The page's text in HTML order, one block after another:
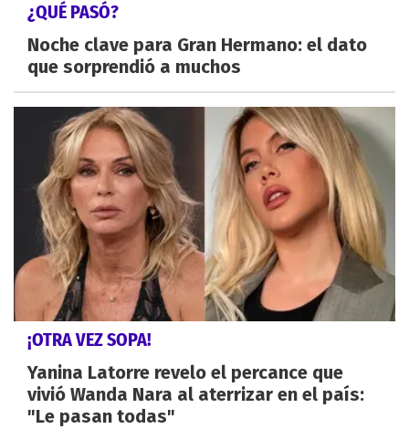
¿QUÉ PASÓ?
Noche clave para Gran Hermano: el dato
que sorprendió a muchos
¡OTRA VEZ SOPA!
Yanina Latorre revelo el percance que
vivió Wanda Nara al aterrizar en el país:
"Le pasan todas"